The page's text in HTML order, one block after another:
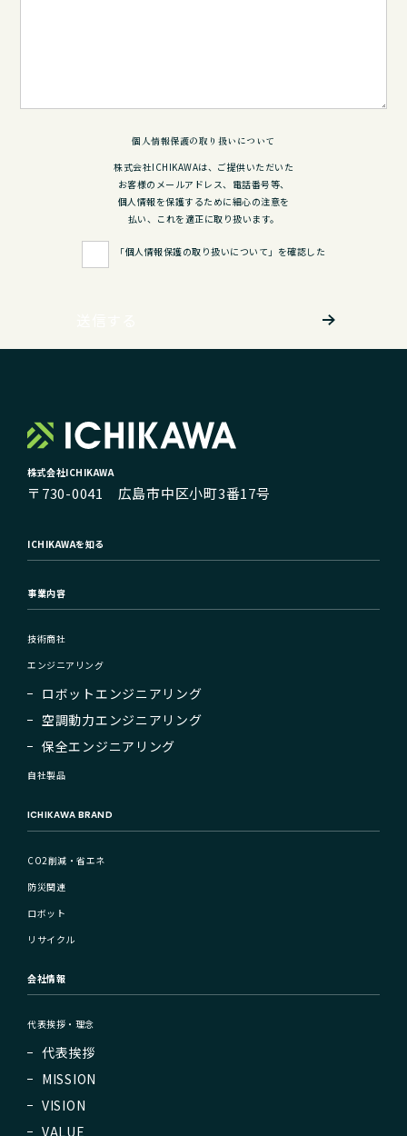
個人情報保護の取り扱いについて
株式会社ICHIKAWAは、ご提供いただいた
お客様のメールアドレス、電話番号等、
個人情報を保護するために細心の注意を
払い、これを適正に取り扱います。
「個人情報保護の取り扱いについて」を確認した
株式会社ICHIKAWA
〒730-0041 広島市中区小町3番17号
ICHIKAWAを知る
事業内容
技術商社
エンジニアリング
ロボットエンジニアリング
空調動力エンジニアリング
保全エンジニアリング
自社製品
ICHIKAWA BRAND
CO2削減・省エネ
防災関連
ロボット
リサイクル
会社情報
代表挨拶・理念
代表挨拶
MISSION
VISION
VALUE